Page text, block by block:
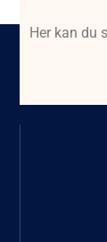
Her kan du